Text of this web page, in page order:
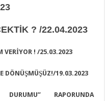
? /22.04.2023
VERİYOR ! /25.03.2023
DÖNÜŞMÜŞÜZ!/19.03.2023
DURUMU” RAPORUNDA